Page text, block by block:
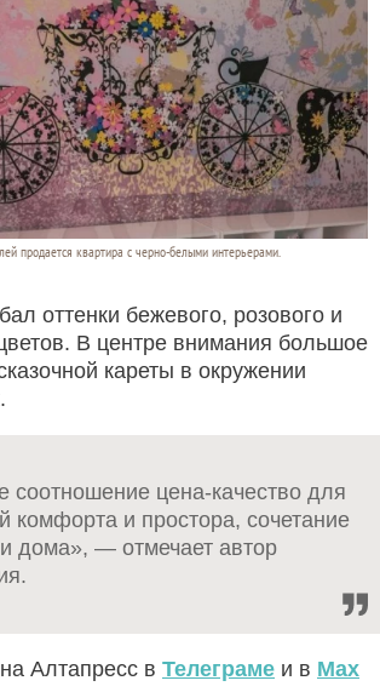
продается квартира с черно-белыми интерьерами.
оттенки бежевого, розового и
В центре внимания большое
кареты в окружении
соотношение цена-качество для
комфорта и простора, сочетание
дома», — отмечает автор
Алтапресс в Телеграме и в Max